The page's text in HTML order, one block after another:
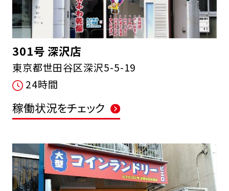
301号 深沢店
東京都世田谷区深沢5-5-19
24時間
稼働状況をチェック